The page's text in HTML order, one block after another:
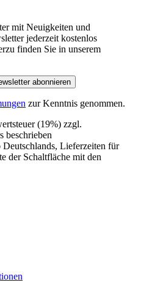
mit Neuigkeiten und
jederzeit kostenlos
finden Sie in unserem
abonnieren
zur Kenntnis genommen.
(19%) zzgl.
beschrieben
Lieferzeiten für
der Schaltfläche mit den